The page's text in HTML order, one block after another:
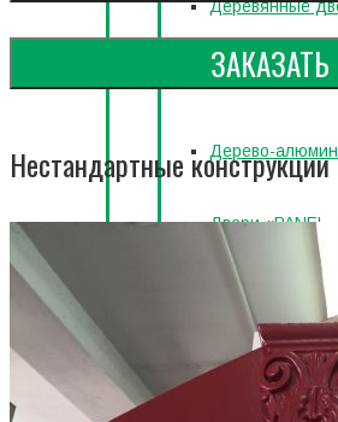
Деревянные
Деревянные
Дерево-
Двери «PANEL
ЗАКАЗАТЬ
Нестандартные конструкции